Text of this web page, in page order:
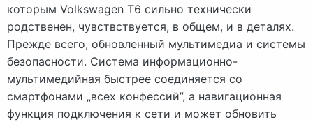
которым Volkswagen T6 сильно технически
родственен, чувствствуется, в общем, и в деталях.
Прежде всего, обновленный мультимедиа и системы
безопасности. Система информационно-
мультимедийная быстрее соединяется со
смартфонами „всех конфессий”, а навигационная
функция подключения к сети и может обновить